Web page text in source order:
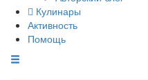
Кулинары
Активность
Помощь